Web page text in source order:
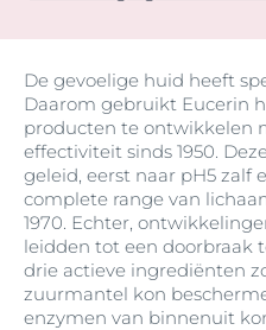
De gevoelige huid heeft
Daarom gebruikt Eucerin
producten te ontwikkelen
effectiviteit sinds 1950.
geleid, eerst naar pH5 zalf
complete range van
1970. Echter,
leidden tot een doorbraak
drie actieve ingrediënten
zuurmantel kon
enzymen van binnenuit